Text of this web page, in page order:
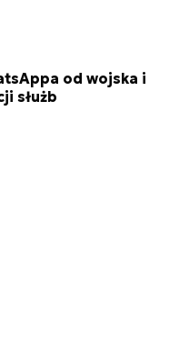
od wojska i
służb